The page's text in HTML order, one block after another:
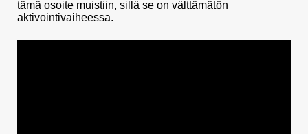
tämä osoite muistiin, sillä se on välttämätön
aktivointivaiheessa.